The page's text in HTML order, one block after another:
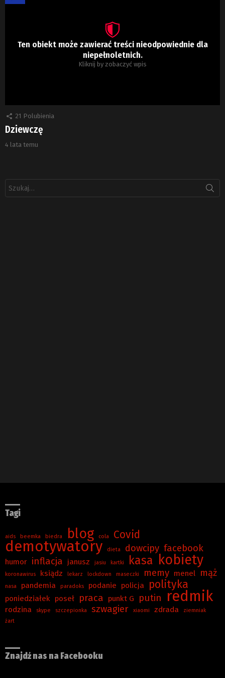
Ten obiekt może zawierać treści nieodpowiednie dla
niepełnoletnich.
Kliknij by zobaczyć wpis
21 Polubienia
Dziewczę
4 lata temu
Tagi
aids beemka biedra blog cola Covid
demotywatory dieta dowcipy facebook
humor inflacja janusz jasiu kartki kasa kobiety
koronawirus ksiądz lekarz lockdown maseczki memy menel mąż
nasa pandemia paradoks podanie policja polityka
poniedziałek poseł praca punkt G putin redmik
rodzina skype szczepionka szwagier xiaomi zdrada
ziemniak
żart
Znajdź nas na Facebooku